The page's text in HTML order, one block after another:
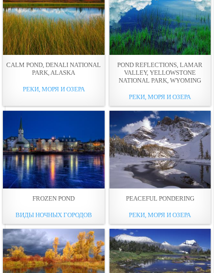
CALM POND, DENALI NATIONAL
PARK, ALASKA
РЕКИ, МОРЯ И ОЗЕРА
POND REFLECTIONS, LAMAR
VALLEY, YELLOWSTONE
NATIONAL PARK, WYOMING
РЕКИ, МОРЯ И ОЗЕРА
FROZEN POND
ВИДЫ НОЧНЫХ ГОРОДОВ
PEACEFUL PONDERING
РЕКИ, МОРЯ И ОЗЕРА